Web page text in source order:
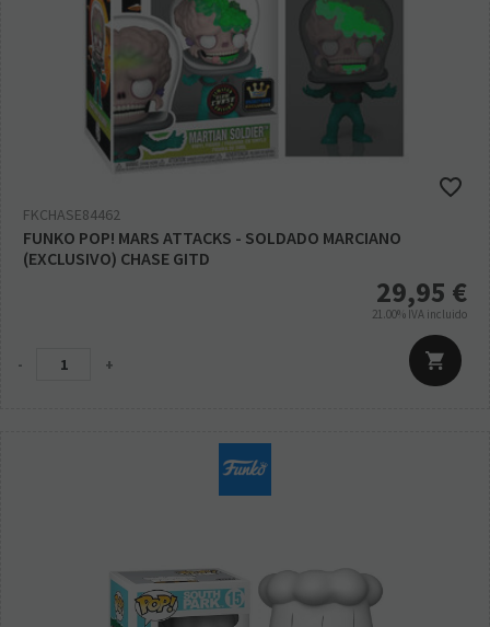
FKCHASE84462
FUNKO POP! MARS ATTACKS - SOLDADO MARCIANO
(EXCLUSIVO) CHASE GITD
29,95 €
21.00% IVA incluido
- +